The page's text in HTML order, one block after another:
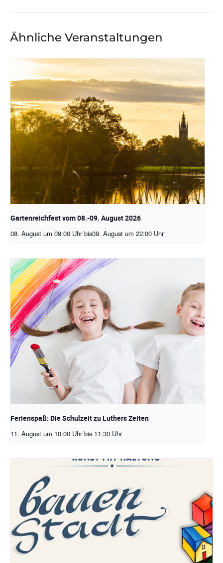
Ähnliche Veranstaltungen
Gartenreichfest vom 08.-09. August 2026
08. August um 09:00 Uhr bis09. August um 22:00 Uhr
Ferienspaß: Die Schulzeit zu Luthers Zeiten
11. August um 10:00 Uhr bis 11:30 Uhr